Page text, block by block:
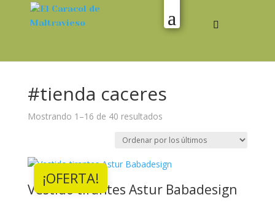
#tienda caceres
Mostrando 1–16 de 40 resultadosOrdenado
los
¡OFERTA!
Vestido tirantes Astur Babadesign